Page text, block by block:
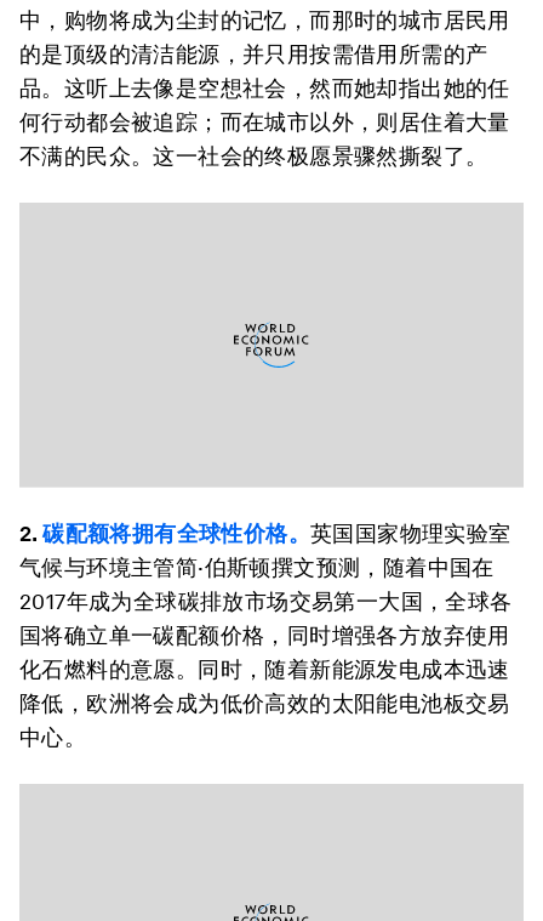
中，购物将成为尘封的记忆，而那时的城市居民用
的是顶级的清洁能源，并只用按需借用所需的产
品。这听上去像是空想社会，然而她却指出她的任
何行动都会被追踪；而在城市以外，则居住着大量
不满的民众。这一社会的终极愿景骤然撕裂了。
2.碳配额将拥有全球性价格。英国国家物理实验室
气候与环境主管简·伯斯顿撰文预测，随着中国在
2017年成为全球碳排放市场交易第一大国，全球各
国将确立单一碳配额价格，同时增强各方放弃使用
化石燃料的意愿。同时，随着新能源发电成本迅速
降低，欧洲将会成为低价高效的太阳能电池板交易
中心。